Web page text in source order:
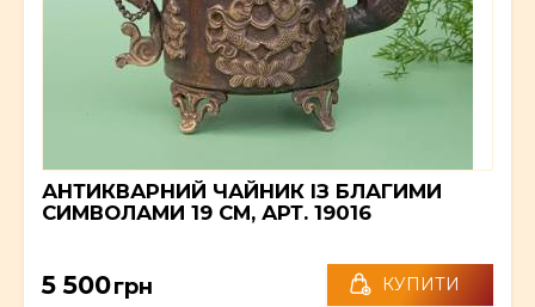
АНТИКВАРНИЙ ЧАЙНИК ІЗ БЛАГИМИ
СИМВОЛАМИ 19 СМ, АРТ. 19016
5 500грн КУПИТИ